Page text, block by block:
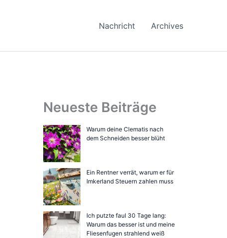
Nachricht Archives
Neueste Beiträge
Warum deine Clematis nach
dem Schneiden besser blüht
Ein Rentner verrät, warum er für
Imkerland Steuern zahlen muss
Ich putzte faul 30 Tage lang:
Warum das besser ist und meine
Fliesenfugen strahlend weiß